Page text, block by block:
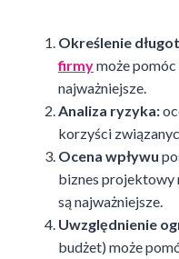
Określenie
firmymoże pomóc
najważniejsze.
Analiza ryzyka:
korzyści
Ocena wpływu
biznes projektowy
są najważniejsze.
Uwzględnienie
budżet) może